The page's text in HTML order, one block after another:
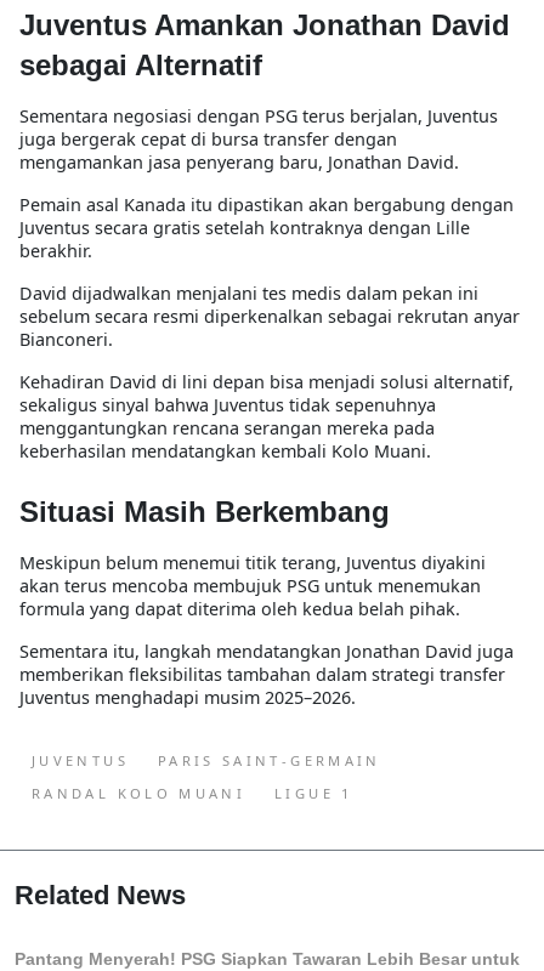
Juventus Amankan Jonathan David
sebagai Alternatif
Sementara negosiasi dengan PSG terus berjalan, Juventus
juga bergerak cepat di bursa transfer dengan
mengamankan jasa penyerang baru, Jonathan David.
Pemain asal Kanada itu dipastikan akan bergabung dengan
Juventus secara gratis setelah kontraknya dengan Lille
berakhir.
David dijadwalkan menjalani tes medis dalam pekan ini
sebelum secara resmi diperkenalkan sebagai rekrutan anyar
Bianconeri.
Kehadiran David di lini depan bisa menjadi solusi alternatif,
sekaligus sinyal bahwa Juventus tidak sepenuhnya
menggantungkan rencana serangan mereka pada
keberhasilan mendatangkan kembali Kolo Muani.
Situasi Masih Berkembang
Meskipun belum menemui titik terang, Juventus diyakini
akan terus mencoba membujuk PSG untuk menemukan
formula yang dapat diterima oleh kedua belah pihak.
Sementara itu, langkah mendatangkan Jonathan David juga
memberikan fleksibilitas tambahan dalam strategi transfer
Juventus menghadapi musim 2025–2026.
JUVENTUS
PARIS SAINT-GERMAIN
RANDAL KOLO MUANI
LIGUE 1
Related News
Pantang Menyerah! PSG Siapkan Tawaran Lebih Besar untuk